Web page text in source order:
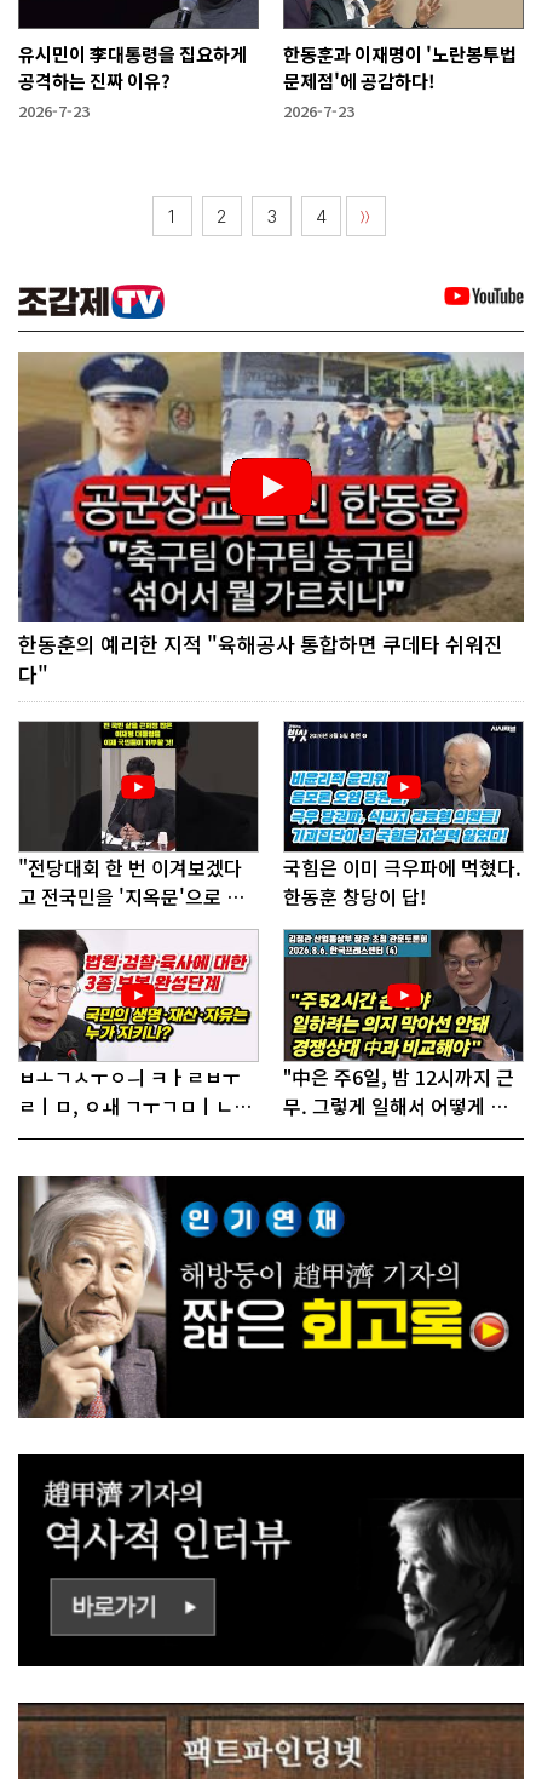
유시민이 李대통령을 집요하게
공격하는 진짜 이유?
2026-7-23
한동훈과 이재명이 '노란봉투법
문제점'에 공감하다!
2026-7-23
1 2 3 4 〉〉
한동훈의 예리한 지적 "육해공사 통합하면 쿠데타 쉬워진
다"
"전당대회 한 번 이겨보겠다
고 전국민을 '지옥문'으로 밀
어!"
국힘은 이미 극우파에 먹혔다.
한동훈 창당이 답!
ㅂㅗㄱㅅㅜㅇㅢ ㅋㅏㄹㅂㅜ
ㄹㅣㅁ, ㅇㅙ ㄱㅜㄱㅁㅣㄴㄷ
ㅡㄹㅇㅣ ㄷㅏㅇㅎㅐㅇㅑ ㅎ
"中은 주6일, 밤 12시까지 근
무. 그렇게 일해서 어떻게 경
쟁하냐 반문하더라"